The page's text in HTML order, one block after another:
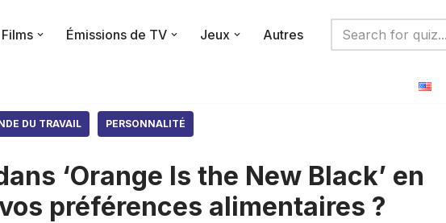
Films Émissions de TV Jeux Autres
DU TRAVAIL PERSONNALITÉ
‘Orange Is the New Black’ en
préférences alimentaires ?